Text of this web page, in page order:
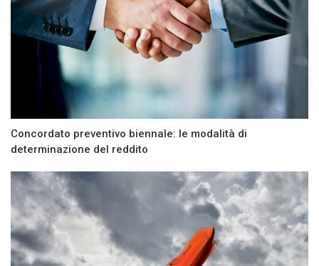
Concordato preventivo biennale: le modalità di
determinazione del reddito